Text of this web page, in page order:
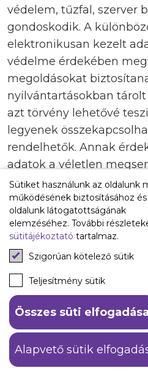
védelem, tűzfal, szerver
gondoskodik. A
elektronikusan kezelt
védelme érdekében
megoldásokat
nyilvántartásokban tárolt
azt törvény lehetővé
legyenek
rendelhetők. Annak
adatok a véletlen
valamint az alkalmazott
megváltozásából
válás ellen védettek,
helyreállíthatóak
biztonsági mentés
a Játék lebonyolítása
kerülnek kezelésre, nem
továbbításra, és a Játék
követően
A résztvevő/érintett
kapcsolatos jogai és
Sütiket használunk az oldalunk
működésének biztosításához és
oldalunk látogatottságának
elemzéséhez. További
sütitájékoztató tartalmaz.
Szigorúan kötelező sütik
Teljesítmény sütik
Összes süti elfogadása
Alapvető sütik